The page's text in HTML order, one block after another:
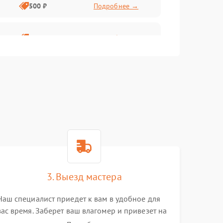
500 ₽ Подробнее →
1000 ₽ Подробнее →
Подробнее →
Подробнее →
3. Выезд мастера
специалист приедет к вам в удобное для
время. Заберет ваш влагомер и привезет на